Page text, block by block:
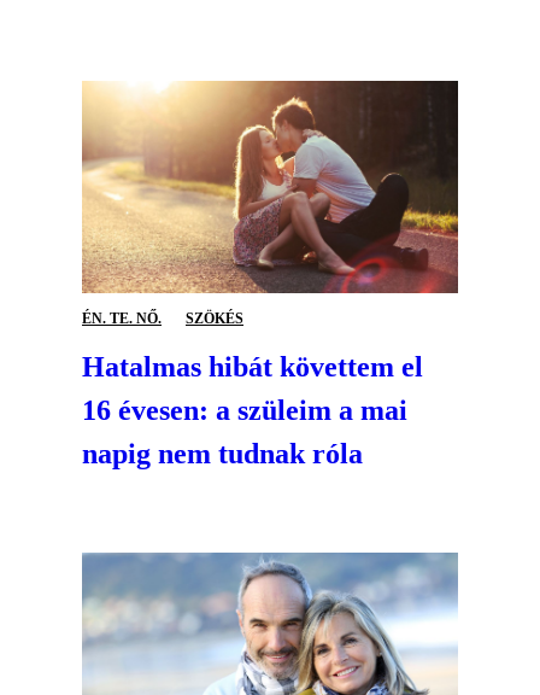
ÉN. TE. NŐ. SZÖKÉS
Hatalmas hibát követtem el
16 évesen: a szüleim a mai
napig nem tudnak róla